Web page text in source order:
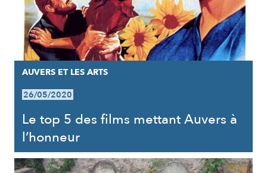
AUVERS ET LES ARTS
26/05/2020
Le top 5 des films mettant Auvers à
l’honneur